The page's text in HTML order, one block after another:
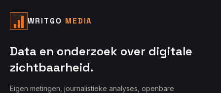
WRITGO MEDIA
Data en onderzoek over digitale
zichtbaarheid.
Eigen metingen, journalistieke analyses, openbare